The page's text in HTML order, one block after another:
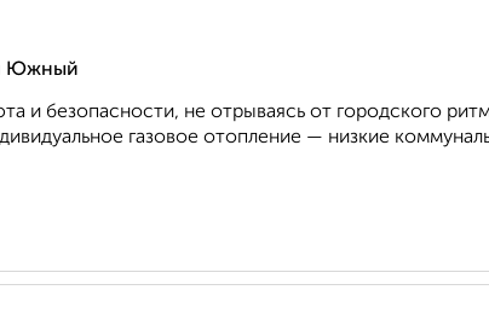
Южный
и безопасности, не отрываясь от городского
газовое отопление — низкие